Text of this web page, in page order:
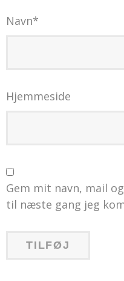
Navn*
Hjemmeside
Gem mit navn, mail
til næste gang jeg